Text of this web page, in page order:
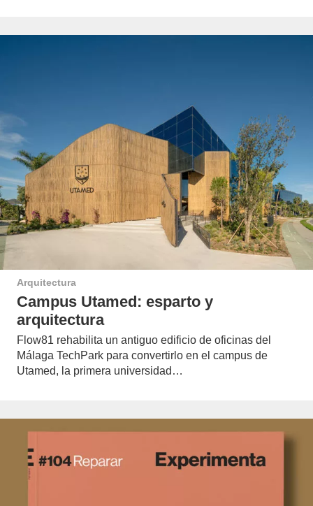
Arquitectura
Campus Utamed: esparto y
arquitectura
Flow81 rehabilita un antiguo edificio de oficinas del
Málaga TechPark para convertirlo en el campus de
Utamed, la primera universidad…